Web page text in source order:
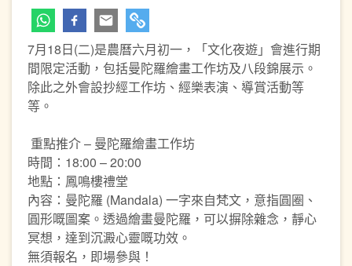
7月18日(二)是農曆六月初一，「文化夜遊」會進行期
間限定活動，包括曼陀羅繪畫工作坊及八段錦展示。
除此之外會設抄經工作坊、經樂表演、導賞活動等
等。
重點推介 – 曼陀羅繪畫工作坊
時間：18:00 – 20:00
地點：鳳鳴樓禮堂
內容：曼陀羅 (Mandala) 一字來自梵文，意指圓圈、
圓形嘅圖案。透過繪畫曼陀羅，可以摒除雜念，靜心
冥想，達到沉澱心靈嘅功效。
無須報名，即場參與！